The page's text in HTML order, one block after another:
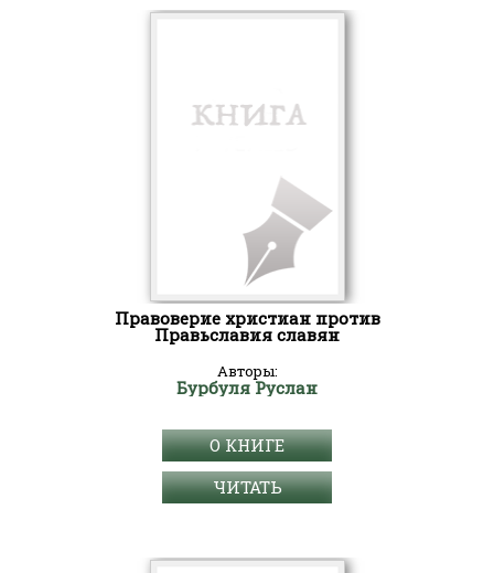
Правоверие христиан против
Правьславия славян
Авторы:
Бурбуля Руслан
О КНИГЕ
ЧИТАТЬ